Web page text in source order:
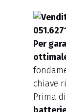
Per
chiave
Prima